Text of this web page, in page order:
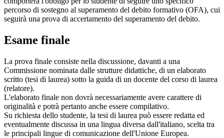
percorso di sostegno al superamento del debito formativo (OFA), cui
seguirà una prova di accertamento del superamento del debito.
Esame finale
La prova finale consiste nella discussione, davanti a una
Commissione nominata dalle strutture didattiche, di un elaborato
scritto (tesi di laurea) sotto la guida di un docente del corso di laurea
(relatore).
L'elaborato finale non dovrà necessariamente avere carattere di
originalità e potrà pertanto anche essere compilativo.
Su richiesta dello studente, la tesi di laurea può essere redatta ed
eventualmente discussa in una lingua diversa dall'italiano, scelta tra
le principali lingue di comunicazione dell'Unione Europea.